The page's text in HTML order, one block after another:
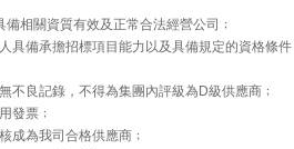
相關資質有效及正常合法經營公司﹔
具備承擔招標項目能力以及具備規定的資格條件
不良記錄，不得為集團內評級為D級供應商﹔
發票﹔
成為我司合格供應商﹔